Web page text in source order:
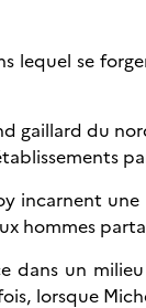
lequel se
gaillard du
incarnent
hommes
un
lorsque